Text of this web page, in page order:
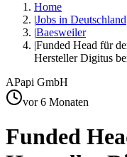
Home
|Jobs in Deutschland
|Baesweiler
|Funded Head für
Hersteller Digitus
APapi GmbH
vor 6 Monaten
Funded